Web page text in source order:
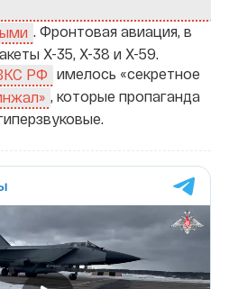
. Фронтовая авиация, в
Х-35, Х-38 и Х-59.
РФ имелось «секретное
, которые пропаганда